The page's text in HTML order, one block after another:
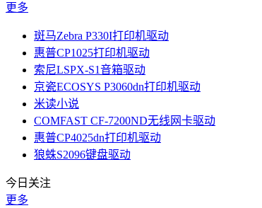
更多
斑马Zebra P330I打印机驱动
惠普CP1025打印机驱动
索尼LSPX-S1音箱驱动
京瓷ECOSYS P3060dn打印机驱动
米读小说
COMFAST CF-7200ND无线网卡驱动
惠普CP4025dn打印机驱动
狼蛛S2096键盘驱动
今日关注
更多